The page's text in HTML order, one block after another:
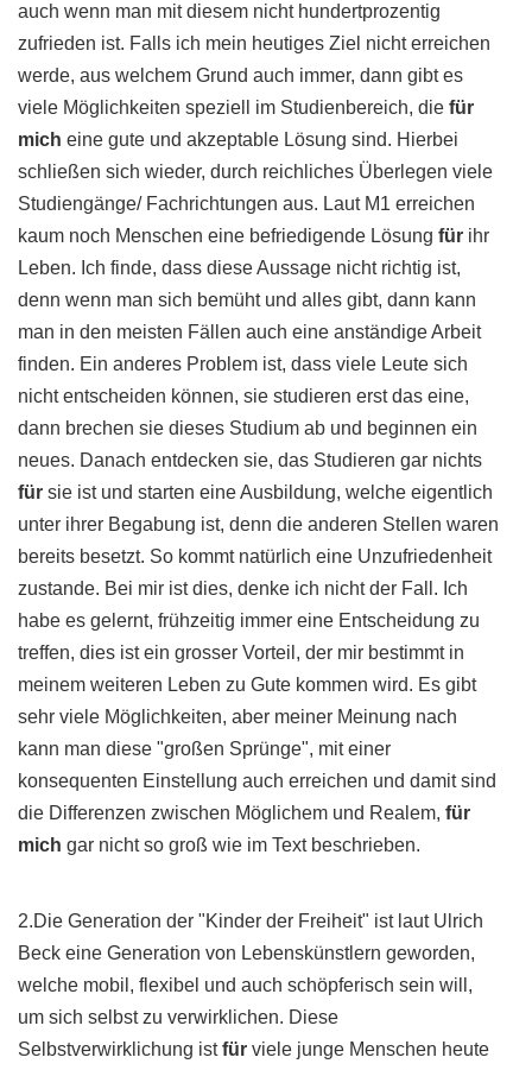
auch wenn man mit diesem nicht hundertprozentig
zufrieden ist. Falls ich mein heutiges Ziel nicht erreichen
werde, aus welchem Grund auch immer, dann gibt es
viele Möglichkeiten speziell im Studienbereich, die für
mich eine gute und akzeptable Lösung sind. Hierbei
schließen sich wieder, durch reichliches Überlegen viele
Studiengänge/ Fachrichtungen aus. Laut M1 erreichen
kaum noch Menschen eine befriedigende Lösung für ihr
Leben. Ich finde, dass diese Aussage nicht richtig ist,
denn wenn man sich bemüht und alles gibt, dann kann
man in den meisten Fällen auch eine anständige Arbeit
finden. Ein anderes Problem ist, dass viele Leute sich
nicht entscheiden können, sie studieren erst das eine,
dann brechen sie dieses Studium ab und beginnen ein
neues. Danach entdecken sie, das Studieren gar nichts
für sie ist und starten eine Ausbildung, welche eigentlich
unter ihrer Begabung ist, denn die anderen Stellen waren
bereits besetzt. So kommt natürlich eine Unzufriedenheit
zustande. Bei mir ist dies, denke ich nicht der Fall. Ich
habe es gelernt, frühzeitig immer eine Entscheidung zu
treffen, dies ist ein grosser Vorteil, der mir bestimmt in
meinem weiteren Leben zu Gute kommen wird. Es gibt
sehr viele Möglichkeiten, aber meiner Meinung nach
kann man diese "großen Sprünge", mit einer
konsequenten Einstellung auch erreichen und damit sind
die Differenzen zwischen Möglichem und Realem, für
mich gar nicht so groß wie im Text beschrieben.
2.Die Generation der "Kinder der Freiheit" ist laut Ulrich
Beck eine Generation von Lebenskünstlern geworden,
welche mobil, flexibel und auch schöpferisch sein will,
um sich selbst zu verwirklichen. Diese
Selbstverwirklichung istfür viele junge Menschen heute